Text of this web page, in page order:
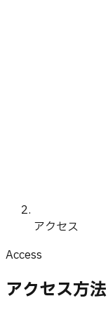
アクセス
Access
アクセス方法